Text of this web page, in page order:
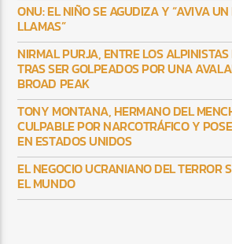
ONU: EL NIÑO SE AGUDIZA Y “AVIVA
LLAMAS”
NIRMAL PURJA, ENTRE LOS
TRAS SER GOLPEADOS POR UNA
BROAD PEAK
TONY MONTANA, HERMANO DEL
CULPABLE POR NARCOTRÁFICO Y
EN ESTADOS UNIDOS
EL NEGOCIO UCRANIANO DEL TERROR
EL MUNDO